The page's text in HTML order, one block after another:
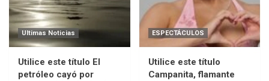
Ultimas Noticias
Utilice este título El
petróleo cayó por
ESPECTÁCULOS
Utilice este título
Campanita, flamante